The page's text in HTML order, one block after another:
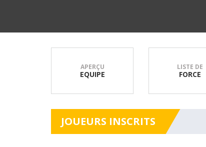
APERÇU
EQUIPE
LISTE DE
FORCE
JOUEURS INSCRITS